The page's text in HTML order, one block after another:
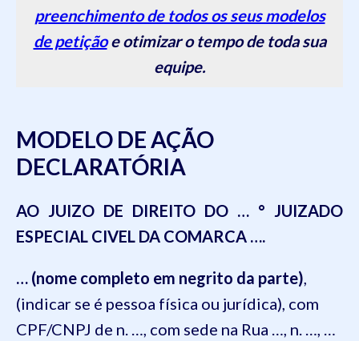
preenchimento de todos os seus modelos
de petiçãoe otimizar o tempo de toda sua
equipe.
MODELO DE AÇÃO
DECLARATÓRIA
AO JUIZO DE DIREITO DO … ° JUIZADO
ESPECIAL CIVEL DA COMARCA ….
… (nome completo em negrito da parte),
(indicar se é pessoa física ou jurídica), com
CPF/CNPJ de n. …, com sede na Rua …, n. …, …